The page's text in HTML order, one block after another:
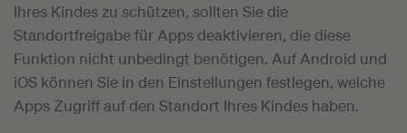
Ihres Kindes zu schützen, sollten Sie die
Standortfreigabe für Apps deaktivieren, die diese
Funktion nicht unbedingt benötigen. Auf Android und
iOS können Sie in den Einstellungen festlegen, welche
Apps Zugriff auf den Standort Ihres Kindes haben.